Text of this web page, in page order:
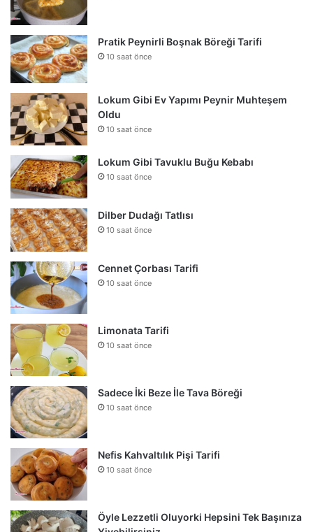
Pratik Peynirli Boşnak Böreği Tarifi
10 saat önce
Lokum Gibi Ev Yapımı Peynir Muhteşem
Oldu
10 saat önce
Lokum Gibi Tavuklu Buğu Kebabı
10 saat önce
Dilber Dudağı Tatlısı
10 saat önce
Cennet Çorbası Tarifi
10 saat önce
Limonata Tarifi
10 saat önce
Sadece İki Beze İle Tava Böreği
10 saat önce
Nefis Kahvaltılık Pişi Tarifi
10 saat önce
Öyle Lezzetli Oluyorki Hepsini Tek Başınıza